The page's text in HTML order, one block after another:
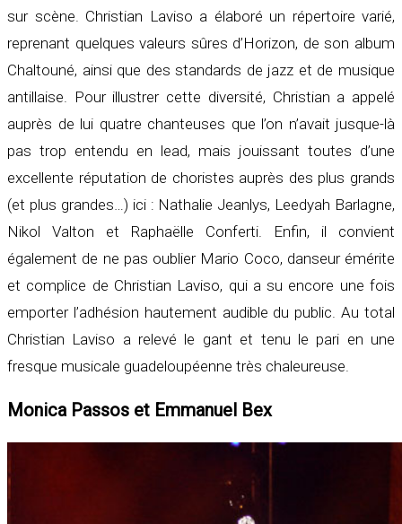
sur scène. Christian Laviso a élaboré un répertoire varié,
reprenant quelques valeurs sûres d’Horizon, de son album
Chaltouné, ainsi que des standards de jazz et de musique
antillaise. Pour illustrer cette diversité, Christian a appelé
auprès de lui quatre chanteuses que l’on n’avait jusque-là
pas trop entendu en lead, mais jouissant toutes d’une
excellente réputation de choristes auprès des plus grands
(et plus grandes…) ici : Nathalie Jeanlys, Leedyah Barlagne,
Nikol Valton et Raphaëlle Conferti. Enfin, il convient
également de ne pas oublier Mario Coco, danseur émérite
et complice de Christian Laviso, qui a su encore une fois
emporter l’adhésion hautement audible du public. Au total
Christian Laviso a relevé le gant et tenu le pari en une
fresque musicale guadeloupéenne très chaleureuse.
Monica Passos et Emmanuel Bex